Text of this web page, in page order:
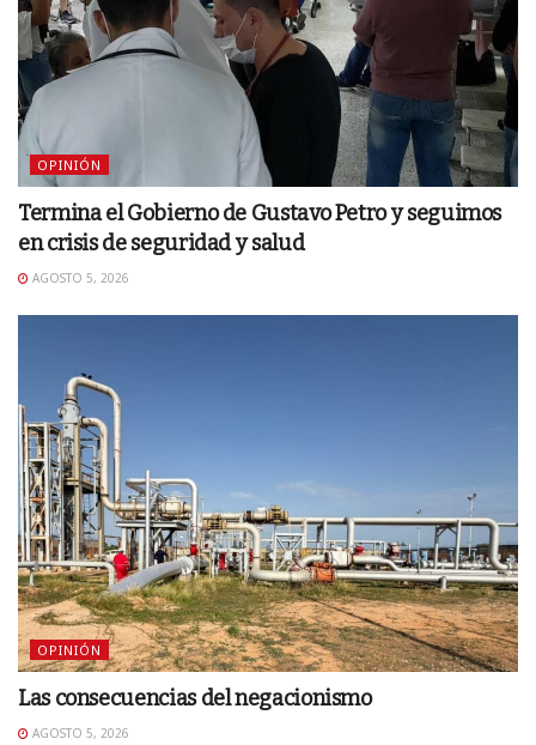
OPINIÓN
Termina el Gobierno de Gustavo Petro y seguimos
en crisis de seguridad y salud
AGOSTO 5, 2026
OPINIÓN
Las consecuencias del negacionismo
AGOSTO 5, 2026